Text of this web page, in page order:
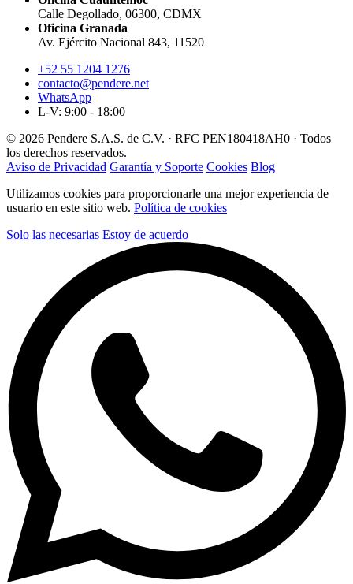
Calle Degollado, 06300, CDMX
Oficina Granada
Av. Ejército Nacional 843, 11520
+52 55 1204 1276
contacto@pendere.net
WhatsApp
L-V: 9:00 - 18:00
© 2026 Pendere S.A.S. de C.V. · RFC PEN180418AH0 · Todos
los derechos reservados.
Aviso de Privacidad Garantía y Soporte Cookies Blog
Utilizamos cookies para proporcionarle una mejor experiencia de
usuario en este sitio web. Política de cookies
Solo las necesarias Estoy de acuerdo